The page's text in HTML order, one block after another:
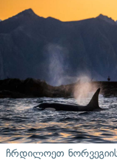
ჩრდილოეთ ნორვეგიის